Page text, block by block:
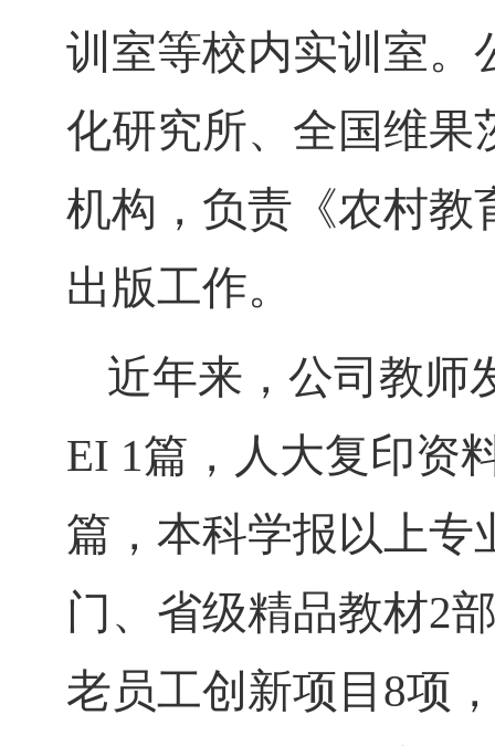
训室等校内实训室。
化研究所、全国维果
机构，负责《农村教
出版工作。
近年来，公司教师
EI 1篇，人大复印资
篇，本科学报以上专
门、省级精品教材2
老员工创新项目8项